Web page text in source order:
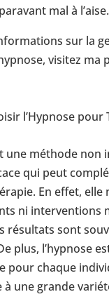
mal à l’aise.
sur la
visitez ma
l’Hypnose pour
une méthode non
qui peut
En effet, elle
ni interventions
résultats sont
plus, l’hypnose
pour chaque
à une grande